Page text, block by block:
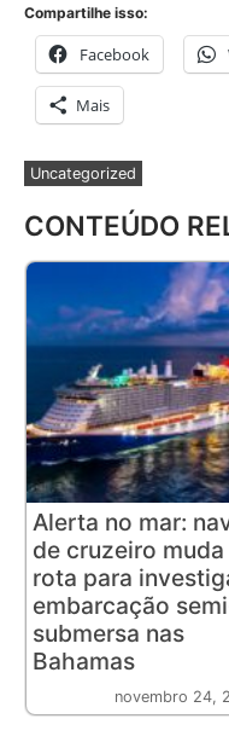
Compartilhe isso:
Facebook
Mais
Uncategorized
CONTEÚDO
Alerta no mar:
de cruzeiro muda
rota para
embarcação
submersa nas
Bahamas
novembro 24,